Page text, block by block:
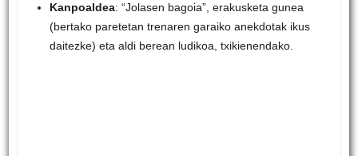
Kanpoaldea: “Jolasen bagoia”, erakusketa gunea
(bertako paretetan trenaren garaiko anekdotak ikus
daitezke) eta aldi berean ludikoa, txikienendako.